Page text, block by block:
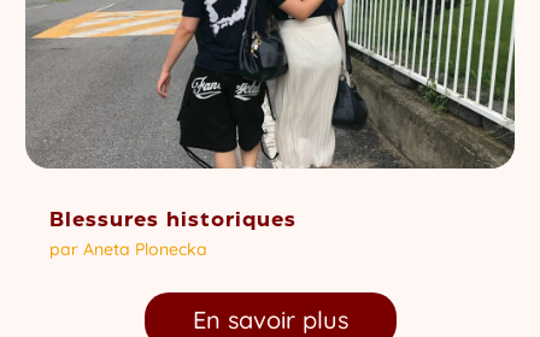
Blessures historiques
parAneta Plonecka
En savoir plus